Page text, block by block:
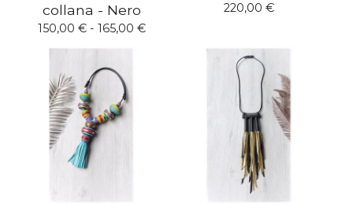
collana - Nero
150,00 €- 165,00 €
220,00 €